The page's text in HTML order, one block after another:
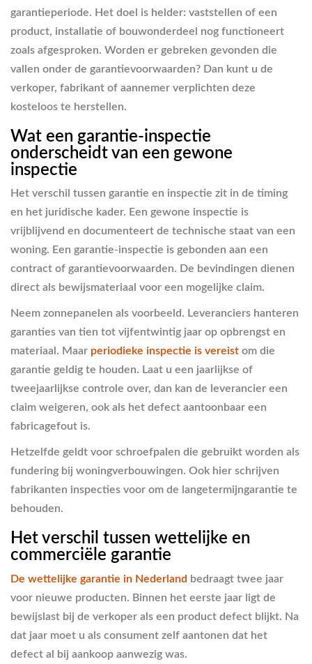
garantieperiode. Het doel is helder: vaststellen of een
product, installatie of bouwonderdeel nog functioneert
zoals afgesproken. Worden er gebreken gevonden die
vallen onder de garantievoorwaarden? Dan kunt u de
verkoper, fabrikant of aannemer verplichten deze
kosteloos te herstellen.
Wat een garantie-inspectie
onderscheidt van een gewone
inspectie
Het verschil tussen garantie en inspectie zit in de timing
en het juridische kader. Een gewone inspectie is
vrijblijvend en documenteert de technische staat van een
woning. Een garantie-inspectie is gebonden aan een
contract of garantievoorwaarden. De bevindingen dienen
direct als bewijsmateriaal voor een mogelijke claim.
Neem zonnepanelen als voorbeeld. Leveranciers hanteren
garanties van tien tot vijfentwintig jaar op opbrengst en
materiaal. Maar periodieke inspectie is vereist om die
garantie geldig te houden. Laat u een jaarlijkse of
tweejaarlijkse controle over, dan kan de leverancier een
claim weigeren, ook als het defect aantoonbaar een
fabricagefout is.
Hetzelfde geldt voor schroefpalen die gebruikt worden als
fundering bij woningverbouwingen. Ook hier schrijven
fabrikanten inspecties voor om de langetermijngarantie te
behouden.
Het verschil tussen wettelijke en
commerciële garantie
De wettelijke garantie in Nederland bedraagt twee jaar
voor nieuwe producten. Binnen het eerste jaar ligt de
bewijslast bij de verkoper als een product defect blijkt. Na
dat jaar moet u als consument zelf aantonen dat het
defect al bij aankoop aanwezig was.